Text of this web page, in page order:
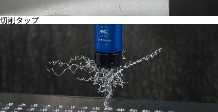
切削タップ